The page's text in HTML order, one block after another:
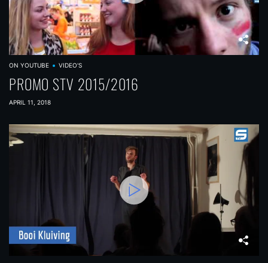
ON YOUTUBE VIDEO'S
PROMO STV 2015/2016
APRIL 11, 2018